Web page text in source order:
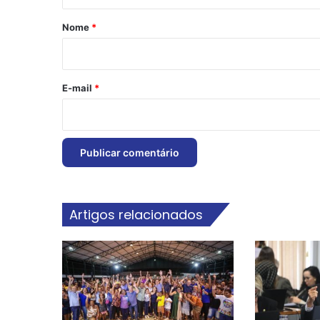
r
*
Nome *
E-mail *
Artigos relacionados